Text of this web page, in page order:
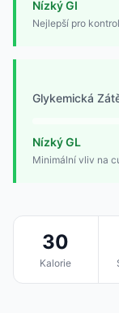
Nízký GI
Nejlepší pro
Glykemická
Nízký GL
Minimální vliv na
30
Kalorie